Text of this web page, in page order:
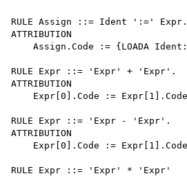
RULE Assign ::= Ident ':=' Expr.
ATTRIBUTION
Assign.Code := {LOADA
RULE Expr ::= 'Expr' + 'Expr'.
ATTRIBUTION
Expr[0].Code :=
RULE Expr ::= 'Expr - 'Expr'.
ATTRIBUTION
Expr[0].Code :=
RULE Expr ::= 'Expr' * 'Expr'